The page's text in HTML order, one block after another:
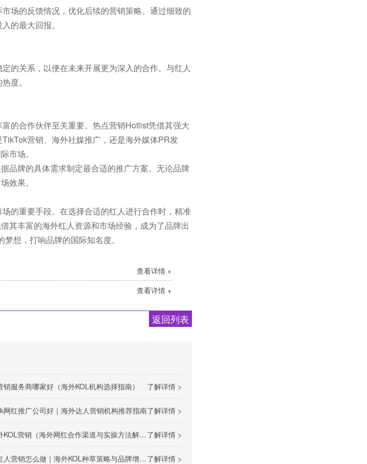
场的反馈情况，优化后续的营销策略。通过细致的
的最大回报。
的关系，以便在未来开展更为深入的合作。与红人
度。
的合作伙伴至关重要。热点营销Hotlist凭借其强大
营销、海外社媒推广，还是海外媒体PR发
市场。
品牌的具体需求制定最合适的推广方案。无论品牌
效果。
的重要手段。在选择合适的红人进行合作时，精准
其丰富的海外红人资源和市场经验，成为了品牌出
想，打响品牌的国际知名度。
查看详情 +
查看详情 +
返回列表
了解详情 >
销服务商哪家好（海外KOL机构选择指南）
了解详情 >
网红推广公司好｜海外达人营销机构推荐指南
了解详情 >
营销（海外网红合作渠道与实操方法解析）
了解详情 >
营销怎么做｜海外KOL种草策略与品牌增长路径